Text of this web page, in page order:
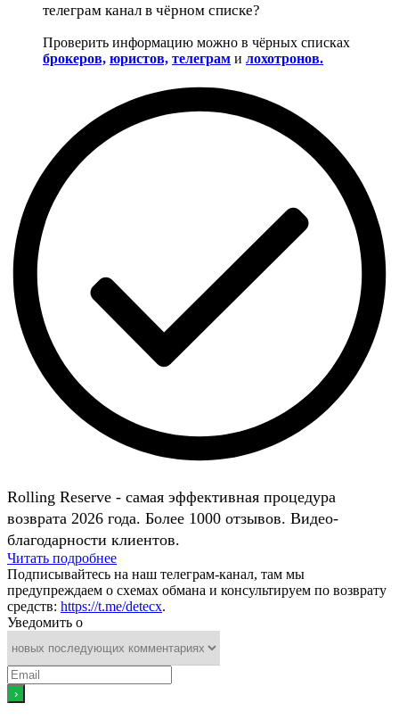
телеграм канал в чёрном списке?
Проверить информацию можно в чёрных списках
брокеров, юристов, телеграм и лохотронов.
Rolling Reserve - самая эффективная процедура
возврата 2026 года. Более 1000 отзывов. Видео-
благодарности клиентов.
Читать подробнее
Подписывайтесь на наш телеграм-канал, там мы
предупреждаем о схемах обмана и консультируем по возврату
средств: https://t.me/detecx.
Уведомить о